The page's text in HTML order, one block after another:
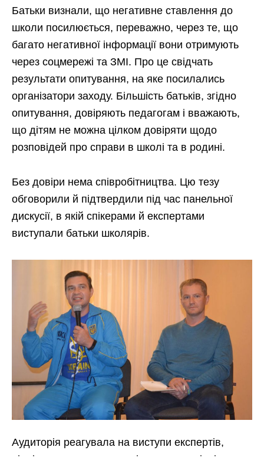
Батьки визнали, що негативне ставлення до
школи посилюється, переважно, через те, що
багато негативної інформації вони отримують
через соцмережі та ЗМІ. Про це свідчать
результати опитування, на яке посилались
організатори заходу. Більшість батьків, згідно
опитування, довіряють педагогам і вважають,
що дітям не можна цілком довіряти щодо
розповідей про справи в школі та в родині.
Без довіри нема співробітництва. Цю тезу
обговорили й підтвердили під час панельної
дискусії, в якій спікерами й експертами
виступали батьки школярів.
Аудиторія реагувала на виступи експертів,